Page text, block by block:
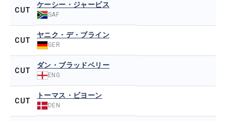
CUT
ケーシー・ジャービス
SAF
CUT
ヤニク・デ・ブライン
GER
CUT
ダン・ブラッドベリー
ENG
CUT
トーマス・ビヨーン
DEN